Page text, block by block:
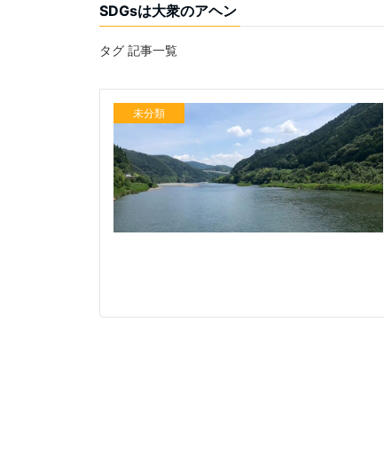
SDGsは大衆のアヘン
タグ 記事一覧
未分類